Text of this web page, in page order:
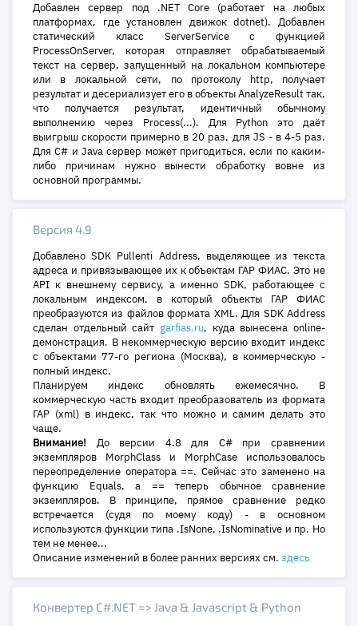
Добавлен сервер под .NET Core (работает на любых
платформах, где установлен движок dotnet). Добавлен
статический класс ServerService с функцией
ProcessOnServer, которая отправляет обрабатываемый
текст на сервер, запущенный на локальном компьютере
или в локальной сети, по протоколу http, получает
результат и десериализует его в объекты AnalyzeResult так,
что получается результат, идентичный обычному
выполнению через Process(...). Для Python это даёт
выигрыш скорости примерно в 20 раз, для JS - в 4-5 раз.
Для C# и Java сервер может пригодиться, если по каким-
либо причинам нужно вынести обработку вовне из
основной программы.
Версия 4.9
Добавлено SDK Pullenti Address, выделяющее из текста
адреса и привязывающее их к объектам ГАР ФИАС. Это не
API к внешнему сервису, а именно SDK, работающее с
локальным индексом, в который объекты ГАР ФИАС
преобразуются из файлов формата XML. Для SDK Address
сделан отдельный сайт garfias.ru, куда вынесена online-
демонстрация. В некоммерческую версию входит индекс
с объектами 77-го региона (Москва), в коммерческую -
полный индекс.
Планируем индекс обновлять ежемесячно. В
коммерческую часть входит преобразователь из формата
ГАР (xml) в индекс, так что можно и самим делать это
чаще.
Внимание! До версии 4.8 для C# при сравнении
экземпляров MorphClass и MorphCase использовалось
переопределение оператора ==. Сейчас это заменено на
функцию Equals, а == теперь обычное сравнение
экземпляров. В принципе, прямое сравнение редко
встречается (судя по моему коду) - в основном
используются функции типа .IsNone, .IsNominative и пр. Но
тем не менее...
Описание изменений в более ранних версиях см. здесь
Конвертeр C#.NET => Java & Javascript & Python